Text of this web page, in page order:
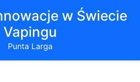
w Świecie
Vapingu
Punta Larga